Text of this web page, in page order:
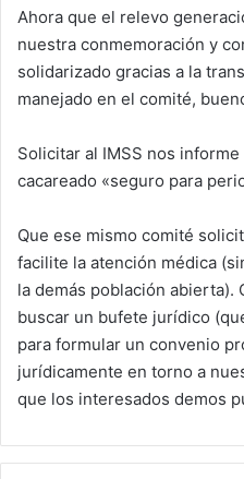
Ahora que el relevo
nuestra conmemoración y
solidarizado gracias a la
manejado en el comité,
Solicitar al IMSS nos
cacareado «seguro para
Que ese mismo comité
facilite la atención médica
la demás población abierta).
buscar un bufete jurídico
para formular un convenio
jurídicamente en torno a
que los interesados demos